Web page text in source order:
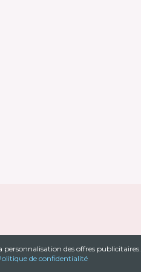
personnalisation des offres publicitaires.
de confidentialité